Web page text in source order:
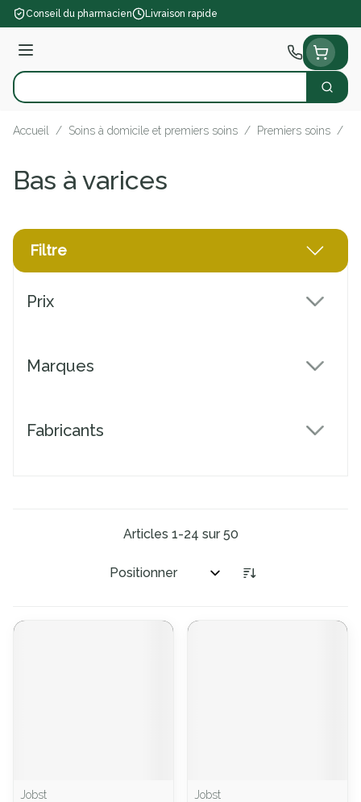
Aller au contenu
Conseil du pharmacien Livraison rapide
Menu
Rechercher
Accueil / Soins à domicile et premiers soins / Premiers soins /
Bas à varices
Filtre
Prix
Marques
Fabricants
Articles 1-24 sur50
Trier par:
Jobst
Jobst